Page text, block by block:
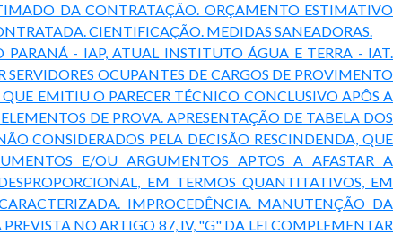
DA CONTRATAÇÃO. ORÇAMENTO ESTIMATIVO
CIENTIFICAÇÃO. MEDIDAS SANEADORAS.
PARANÁ - IAP, ATUAL INSTITUTO ÁGUA E TERRA - IAT.
OCUPANTES DE CARGOS DE PROVIMENTO
EMITIU O PARECER TÉCNICO CONCLUSIVO APÔS A
DE PROVA. APRESENTAÇÃO DE TABELA DOS
CONSIDERADOS PELA DECISÃO RESCINDENDA, QUE
E/OU ARGUMENTOS APTOS A AFASTAR A
EM TERMOS QUANTITATIVOS, EM
IMPROCEDÊNCIA. MANUTENÇÃO DA
NO ARTIGO 87, IV, "G" DA LEI COMPLEMENTAR